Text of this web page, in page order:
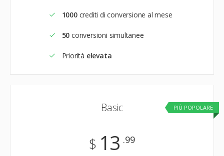
1000crediti di conversione al mese
50 conversioni simultanee
Priorità elevata
PIÙ POPOLARE
Basic
$ 13 .99